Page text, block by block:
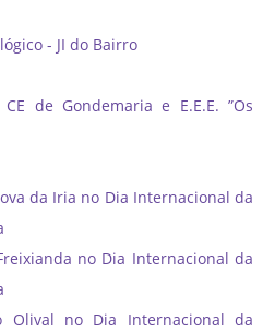
- JI do Bairro
de Gondemaria e E.E.E. ”Os
da Iria no Dia Internacional da
no Dia Internacional da
Olival no Dia Internacional da